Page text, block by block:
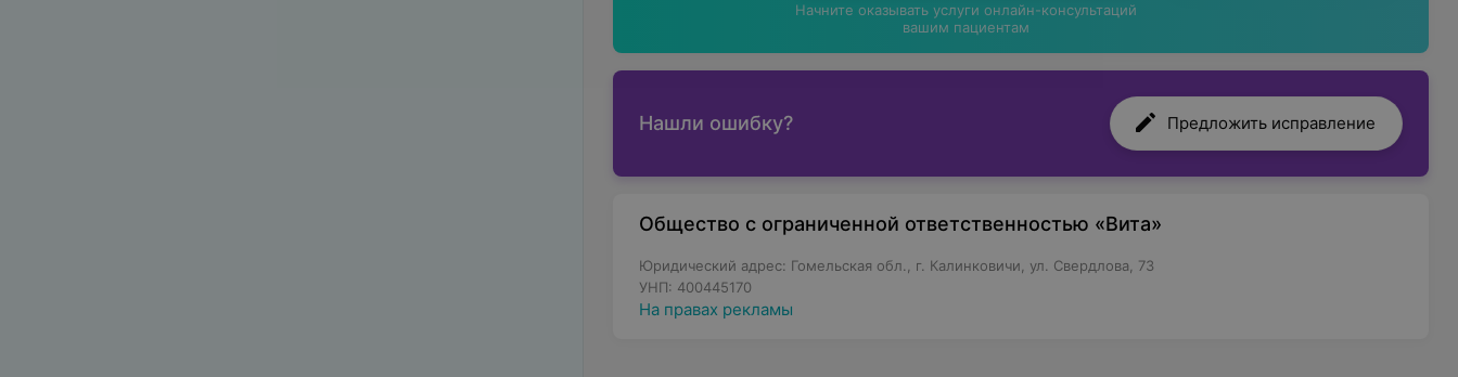
Начните оказывать услуги онлайн-консультаций
вашим пациентам
Нашли ошибку? Предложить исправление
Общество с ограниченной ответственностью «Вита»
Юридический адрес: Гомельская обл., г. Калинковичи, ул. Свердлова, 73
УНП: 400445170
На правах рекламы